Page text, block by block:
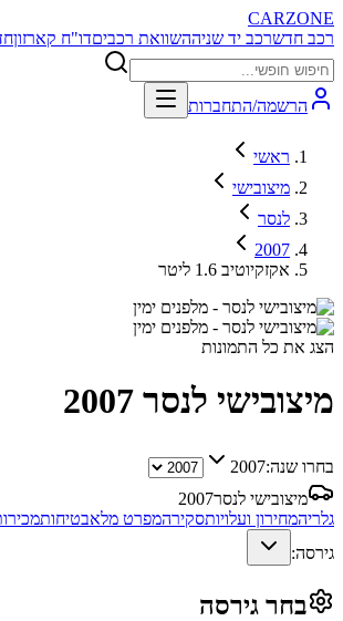
CARZONE
רכב חדשרכב יד שניההשוואת רכביםדו"ח קארזון
הרשמה/התחברות
ראשי
מיצובישי
לנסר
2007
אקזקיוטיב 1.6 ליטר
הצג את כל התמונות
מיצובישי לנסר 2007
בחרו שנה:2007
מיצובישי לנסר2007
גלריהמחירון ועלויותסקירהמפרט מלאבטיחות
גירסה:
בחר גירסה